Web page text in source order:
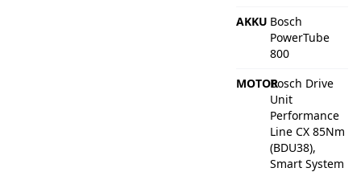
AKKU Bosch
PowerTube
800
MOTORBosch Drive
Unit
Performance
Line CX 85Nm
(BDU38),
Smart System